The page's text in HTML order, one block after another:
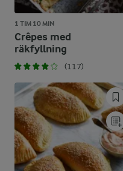
1 TIM 10 MIN
Crêpes med
räkfyllning
(117)